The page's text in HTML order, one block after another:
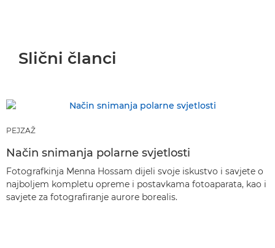
Slični članci
PEJZAŽ
Način snimanja polarne svjetlosti
Fotografkinja Menna Hossam dijeli svoje iskustvo i savjete o
najboljem kompletu opreme i postavkama fotoaparata, kao i
savjete za fotografiranje aurore borealis.